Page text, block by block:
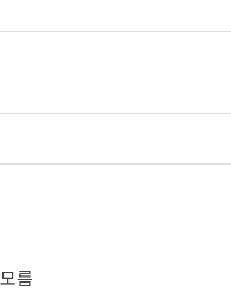
모름